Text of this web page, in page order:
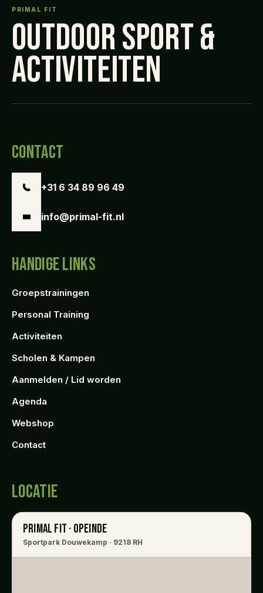
PRIMAL FIT
OUTDOOR SPORT &
ACTIVITEITEN
CONTACT
+31 6 34 89 96 49
info@primal-fit.nl
HANDIGE LINKS
Groepstrainingen
Personal Training
Activiteiten
Scholen & Kampen
Aanmelden / Lid worden
Agenda
Webshop
Contact
LOCATIE
PRIMAL FIT · OPEINDE
Sportpark Douwekamp · 9218 RH